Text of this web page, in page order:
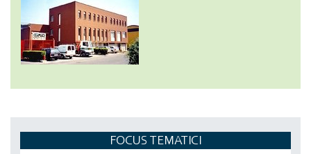
FOCUS TEMATICI